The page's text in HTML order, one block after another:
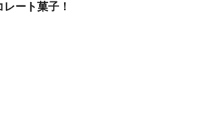
レート菓子！